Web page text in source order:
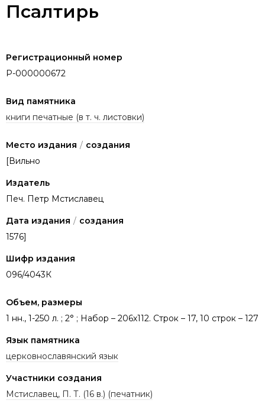
Псалтирь
Регистрационный номер
P-000000672
Вид памятника
книги печатные (в т. ч. листовки)
Место издания / создания
[Вильно
Издатель
Печ. Петр Мстиславец
Дата издания / создания
1576]
Шифр издания
096/4043К
Объем, размеры
1 нн., 1-250 л. ; 2° ; Набор – 206х112. Строк – 17, 10 строк – 127
Язык памятника
церковнославянский язык
Участники создания
Мстиславец, П. Т. (16 в.) (печатник)